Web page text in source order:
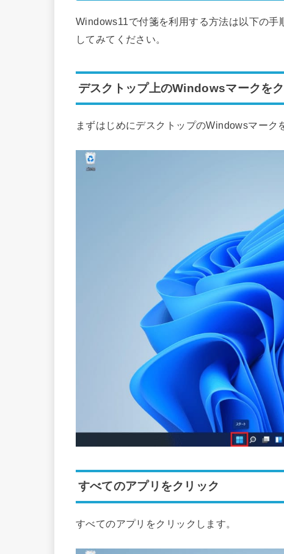
Windows11で付箋を利用する方法は以下の
してみてください。
デスクトップ上のWindowsマークを
まずはじめにデスクトップのWindowsマーク
すべてのアプリをクリック
すべてのアプリをクリックします。